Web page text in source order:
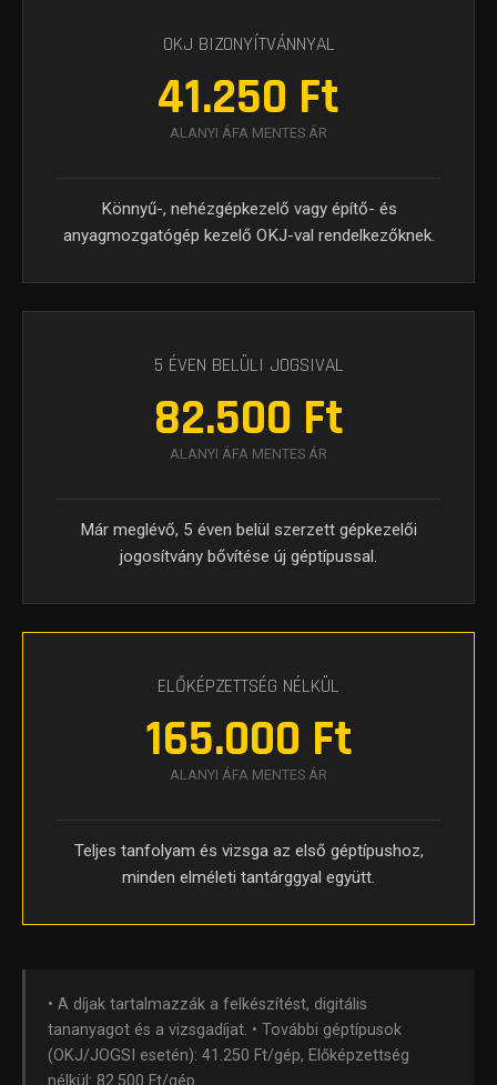
OKJ BIZONYÍTVÁNNYAL
41.250 Ft
ALANYI ÁFA MENTES ÁR
Könnyű-, nehézgépkezelő vagy építő- és
anyagmozgatógép kezelő OKJ-val rendelkezőknek.
5 ÉVEN BELÜLI JOGSIVAL
82.500 Ft
ALANYI ÁFA MENTES ÁR
Már meglévő, 5 éven belül szerzett gépkezelői
jogosítvány bővítése új géptípussal.
ELŐKÉPZETTSÉG NÉLKÜL
165.000 Ft
ALANYI ÁFA MENTES ÁR
Teljes tanfolyam és vizsga az első géptípushoz,
minden elméleti tantárggyal együtt.
• A díjak tartalmazzák a felkészítést, digitális
tananyagot és a vizsgadíjat. • További géptípusok
(OKJ/JOGSI esetén): 41.250 Ft/gép, Előképzettség